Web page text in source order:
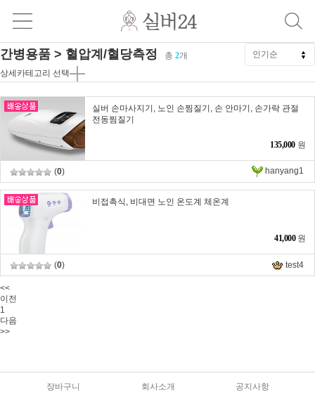
간병용품 > 혈압계/혈당측정 총 2개
상세카테고리 선택
실버 손마사지기, 노인 손찜질기, 손 안마기, 손가락 관절
전동찜질기
135,000 원
(0) hanyang1
비접촉식, 비대면 노인 온도계 체온계
41,000 원
(0) test4
<<
이전
1
다음
>>
장바구니 회사소개 공지사항